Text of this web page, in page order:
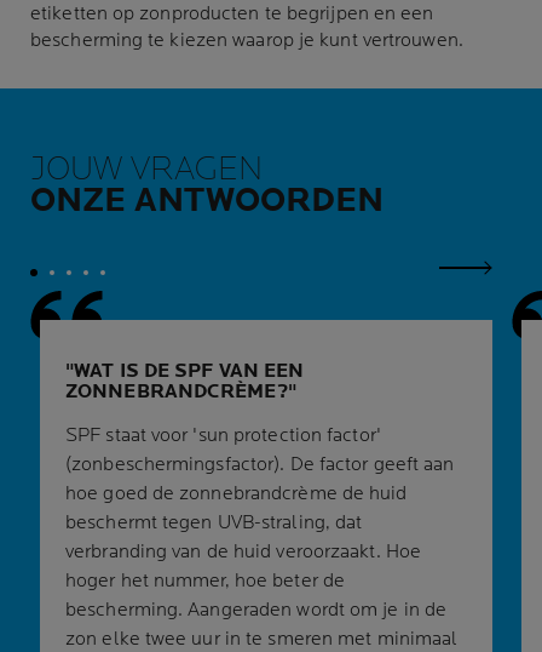
etiketten op zonproducten te begrijpen en een
bescherming te kiezen waarop je kunt vertrouwen.
JOUW VRAGEN
ONZE ANTWOORDEN
WAT IS DE SPF VAN EEN
ZONNEBRANDCRÈME?
SPF staat voor 'sun protection factor'
(zonbeschermingsfactor). De factor geeft aan
hoe goed de zonnebrandcrème de huid
beschermt tegen UVB-straling, dat
verbranding van de huid veroorzaakt. Hoe
hoger het nummer, hoe beter de
bescherming. Aangeraden wordt om je in de
zon elke twee uur in te smeren met minimaal